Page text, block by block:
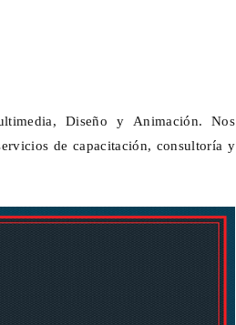
Diseño y Animación. Nos
de capacitación, consultoría y